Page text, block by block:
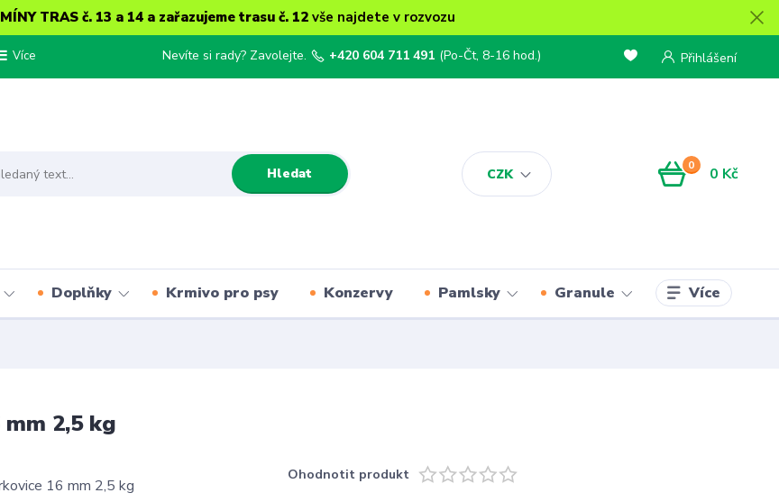
TRAS č. 13 a 14 a zařazujeme trasu č. 12 vše najdete v rozvozu
Více
CZK
Přihlášení
Hledat
Nevíte si rady? Zavolejte. +420 604 711 491 (Po-Čt, 8-16 hod.)
0 0 Kč
Doplňky Krmivo pro psy Konzervy Pamlsky Granule Více
2,5 kg
Ohodnotit produkt